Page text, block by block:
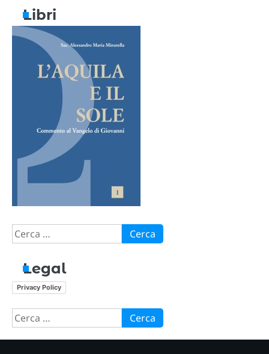
Libri
Ricerca
per:
Legal
Privacy Policy
Ricerca
per: